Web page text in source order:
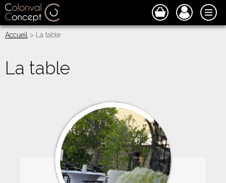
Accueil > La table
La table